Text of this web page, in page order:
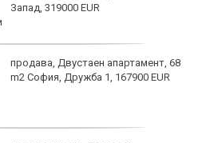
Запад, 319000 EUR
продава, Двустаен апартамент, 68
m2 София, Дружба 1, 167900 EUR